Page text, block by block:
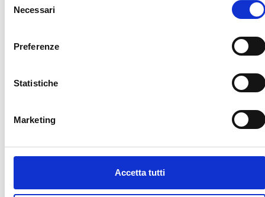
delNecessari
Preferenze
Statistiche
Marketing
Accetta tutti